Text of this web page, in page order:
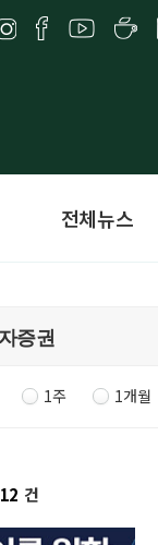
전체뉴스
1주 1개월
12 건